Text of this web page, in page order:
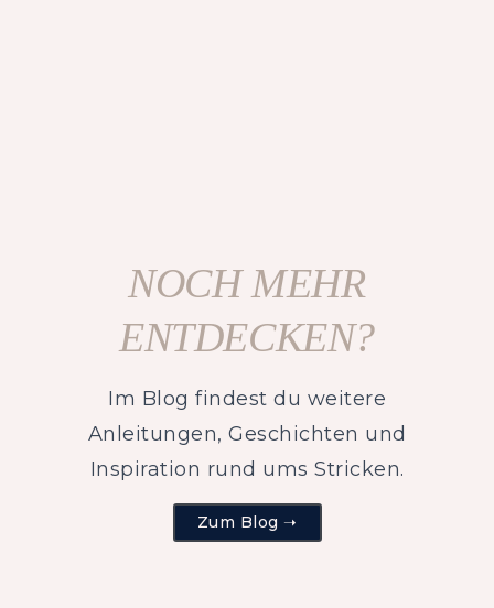
NOCH MEHR
ENTDECKEN?
Im Blog findest du weitere
Anleitungen, Geschichten und
Inspiration rund ums Stricken.
Zum Blog ➝